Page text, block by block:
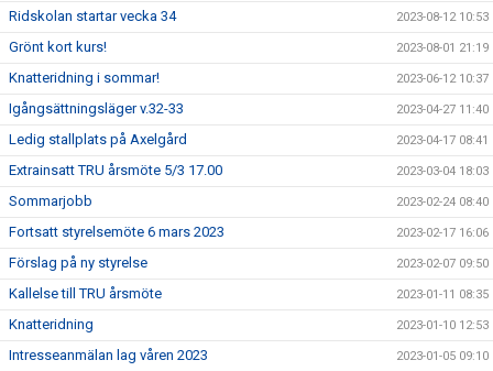
Ridskolan startar vecka 34 2023-08-12 10:53
Grönt kort kurs! 2023-08-01 21:19
Knatteridning i sommar! 2023-06-12 10:37
Igångsättningsläger v.32-33 2023-04-27 11:40
Ledig stallplats på Axelgård 2023-04-17 08:41
Extrainsatt TRU årsmöte 5/3 17.00 2023-03-04 18:03
Sommarjobb 2023-02-24 08:40
Fortsatt styrelsemöte 6 mars 2023 2023-02-17 16:06
Förslag på ny styrelse 2023-02-07 09:50
Kallelse till TRU årsmöte 2023-01-11 08:35
Knatteridning 2023-01-10 12:53
Intresseanmälan lag våren 2023 2023-01-05 09:10